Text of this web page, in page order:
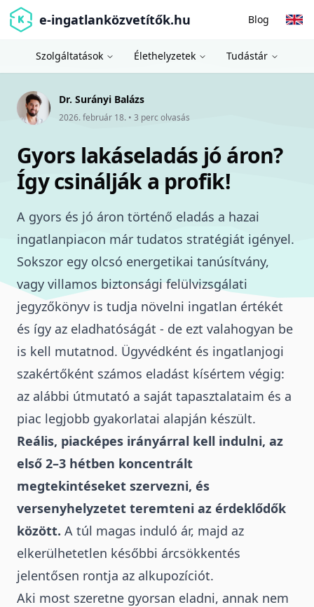
e-ingatlanközvetítők.hu Blog
Szolgáltatások Élethelyzetek Tudástár
Dr. Surányi Balázs
2026. február 18. • 3 perc olvasás
Gyors lakáseladás jó áron?
Így csinálják a profik!
A gyors és jó áron történő eladás a hazai
ingatlanpiacon már tudatos stratégiát igényel.
Sokszor egy olcsó energetikai tanúsítvány,
vagy villamos biztonsági felülvizsgálati
jegyzőkönyv is tudja növelni ingatlan értékét
és így az eladhatóságát - de ezt valahogyan be
is kell mutatnod. Ügyvédként és ingatlanjogi
szakértőként számos eladást kísértem végig:
az alábbi útmutató a saját tapasztalataim és a
piac legjobb gyakorlatai alapján készült.
Reális, piacképes irányárral kell indulni, az
első 2–3 hétben koncentrált
megtekintéseket szervezni, és
versenyhelyzetet teremteni az érdeklődők
között. A túl magas induló ár, majd az
elkerülhetetlen későbbi árcsökkentés
jelentősen rontja az alkupozíciót.
Aki most szeretne gyorsan eladni, annak nem